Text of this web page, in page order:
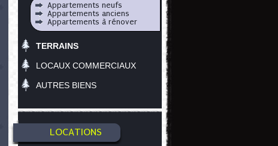
Appartements neufs
Appartements anciens
Appartements à rénover
TERRAINS
LOCAUX COMMERCIAUX
AUTRES BIENS
LOCATIONS